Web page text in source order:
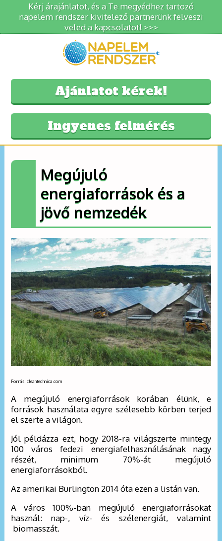
Kérj árajánlatot, és a Te megyédhez tartozó
napelem rendszer kivitelező partnerünk felveszi
veled a kapcsolatot! >>>
Ajánlatot kérek!
Ingyenes felmérés
Megújuló
energiaforrások és a
jövő nemzedék
Forrás: cleantechnica.com
A megújuló energiaforrások korában élünk, e
források használata egyre szélesebb körben terjed
el szerte a világon.
Jól példázza ezt, hogy 2018-ra világszerte mintegy
100 város fedezi energiafelhasználásának nagy
részét, minimum 70%-át megújuló
energiaforrásokból.
Az amerikai Burlington 2014 óta ezen a listán van.
A város 100%-ban megújuló energiaforrásokat
használ: nap-, víz- és szélenergiát, valamint
biomasszát.